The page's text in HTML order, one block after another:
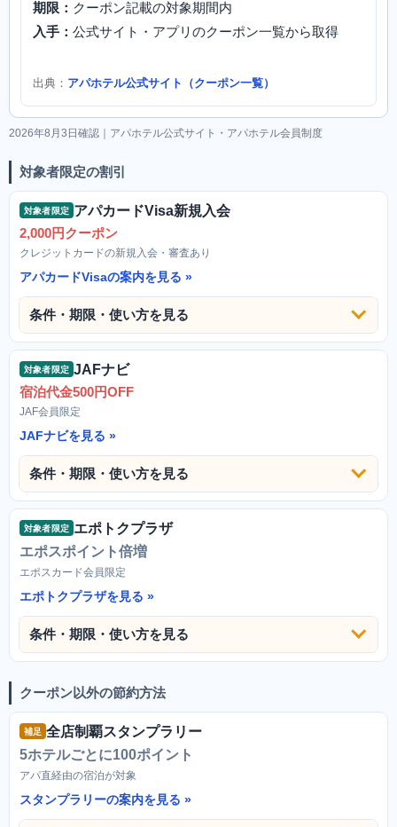
期限： クーポン記載の対象期間内
入手： 公式サイト・アプリのクーポン一覧から取得
出典： アパホテル公式サイト（クーポン一覧）
2026年8月3日確認｜アパホテル公式サイト・アパホテル会員制度
対象者限定の割引
対象者限定 アパカードVisa新規入会
2,000円クーポン
クレジットカードの新規入会・審査あり
アパカードVisaの案内を見る
条件・期限・使い方を見る
対象者限定 JAFナビ
宿泊代金500円OFF
JAF会員限定
JAFナビを見る
条件・期限・使い方を見る
対象者限定 エポトクプラザ
エポスポイント倍増
エポスカード会員限定
エポトクプラザを見る
条件・期限・使い方を見る
クーポン以外の節約方法
補足 全店制覇スタンプラリー
5ホテルごとに100ポイント
アパ直経由の宿泊が対象
スタンプラリーの案内を見る